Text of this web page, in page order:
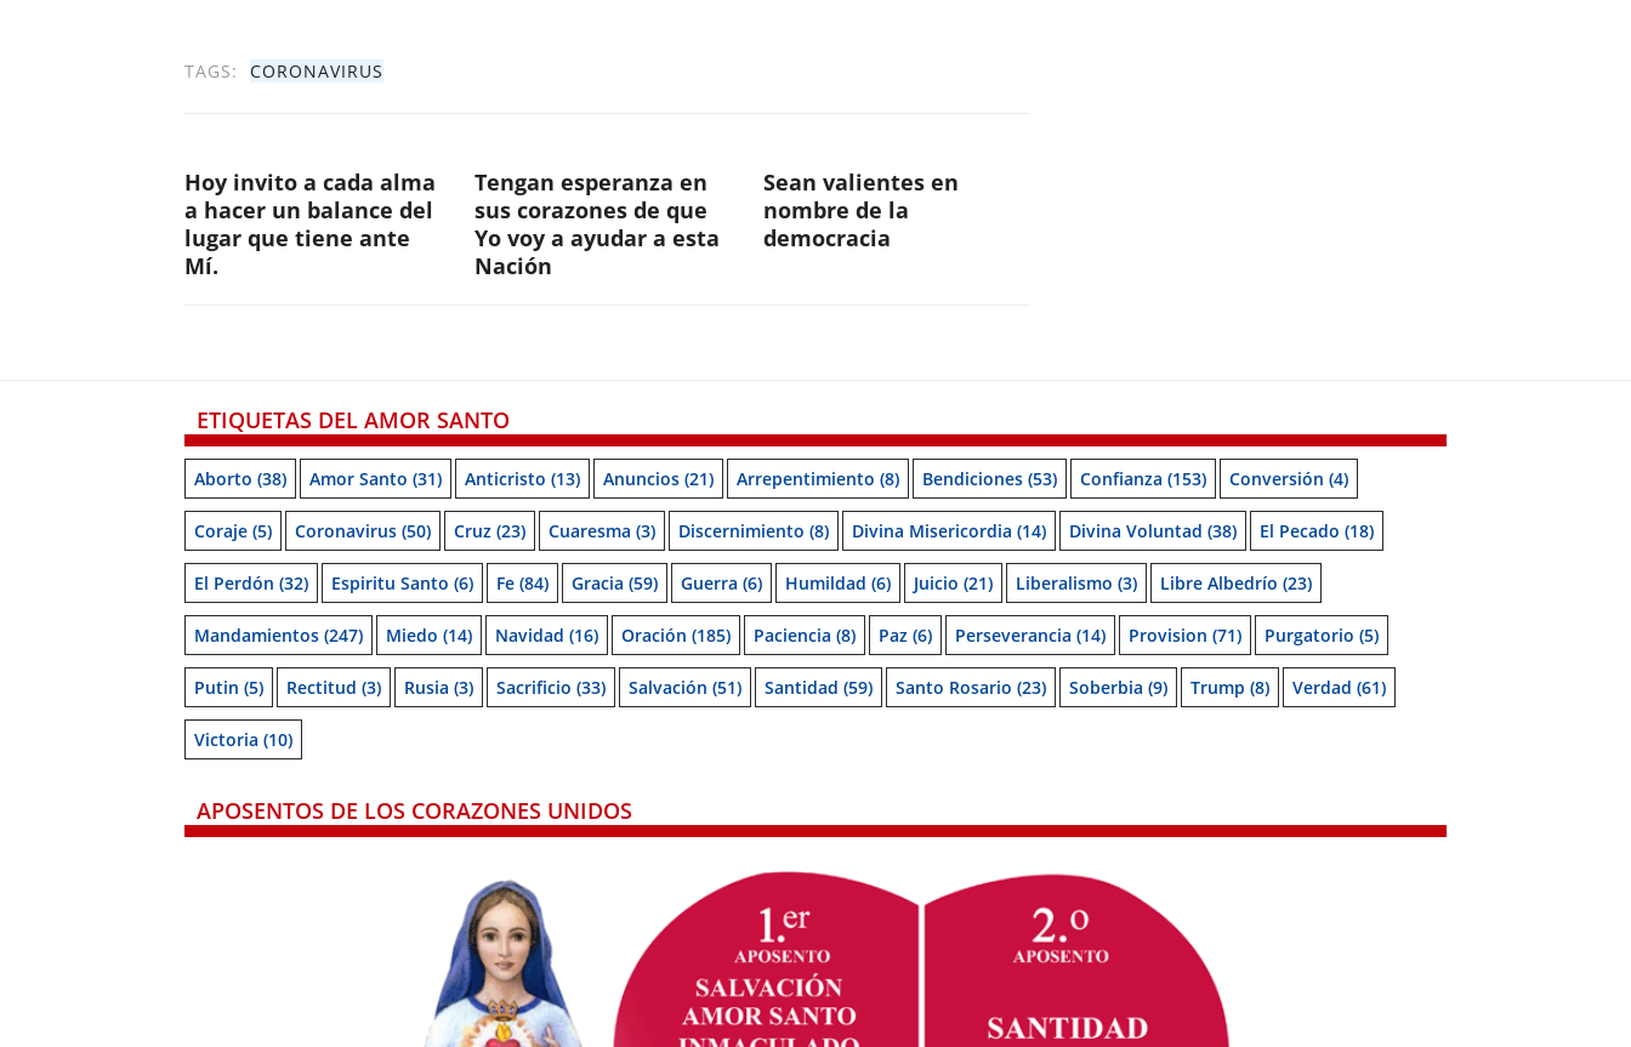
TAGS: CORONAVIRUS
Hoy invito a cada alma
a hacer un balance del
lugar que tiene ante
Mí.
Tengan esperanza en
sus corazones de que
Yo voy a ayudar a esta
Nación
Sean valientes en
nombre de la
democracia
ETIQUETAS DEL AMOR SANTO
Aborto (38) Amor Santo (31) Anticristo (13) Anuncios (21) Arrepentimiento (8) Bendiciones (53) Confianza (153) Conversión (4)
Coraje (5) Coronavirus (50) Cruz (23) Cuaresma (3) Discernimiento (8) Divina Misericordia (14) Divina Voluntad (38) El Pecado (18)
El Perdón (32) Espiritu Santo (6) Fe (84) Gracia (59) Guerra (6) Humildad (6) Juicio (21) Liberalismo (3) Libre Albedrío (23)
Mandamientos (247) Miedo (14) Navidad (16) Oración (185) Paciencia (8) Paz (6) Perseverancia (14) Provision (71) Purgatorio (5)
Putin (5) Rectitud (3) Rusia (3) Sacrificio (33) Salvación (51) Santidad (59) Santo Rosario (23) Soberbia (9) Trump (8) Verdad (61)
Victoria (10)
APOSENTOS DE LOS CORAZONES UNIDOS